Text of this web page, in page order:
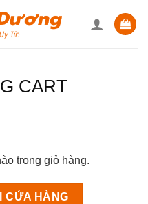
CART
trong giỏ hàng.
CỬA HÀNG